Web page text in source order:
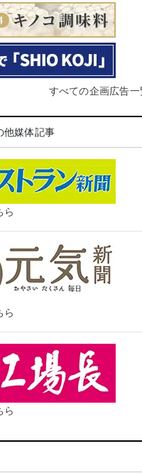
すべての企画広告
他媒体記事
ら
ら
ら